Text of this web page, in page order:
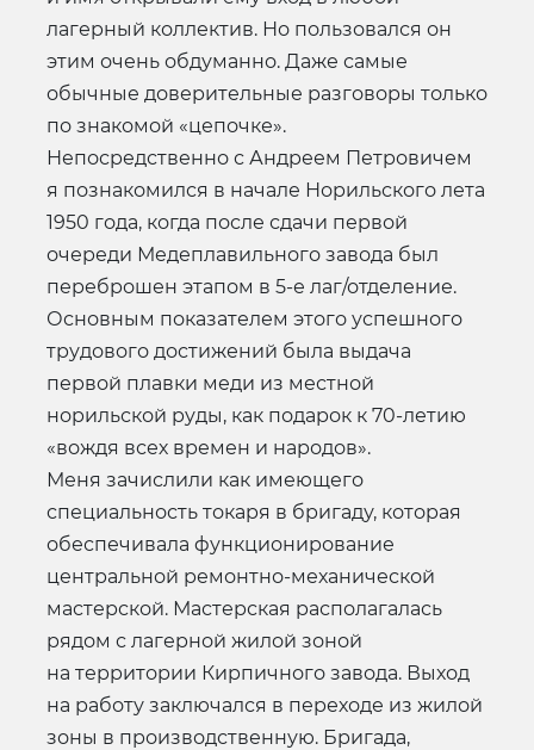
лагерный коллектив. Но пользовался он
этим очень обдуманно. Даже самые
обычные доверительные разговоры только
по знакомой «цепочке».
Непосредственно с Андреем Петровичем
я познакомился в начале Норильского лета
1950 года, когда после сдачи первой
очереди Медеплавильного завода был
переброшен этапом в 5-е лаг/отделение.
Основным показателем этого успешного
трудового достижений была выдача
первой плавки меди из местной
норильской руды, как подарок к 70-летию
«вождя всех времен и народов».
Меня зачислили как имеющего
специальность токаря в бригаду, которая
обеспечивала функционирование
центральной ремонтно-механической
мастерской. Мастерская располагалась
рядом с лагерной жилой зоной
на территории Кирпичного завода. Выход
на работу заключался в переходе из жилой
зоны в производственную. Бригада,